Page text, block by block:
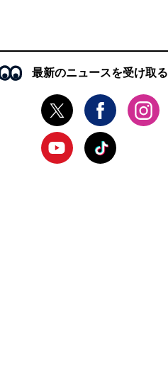
最新のニュースを受け取る